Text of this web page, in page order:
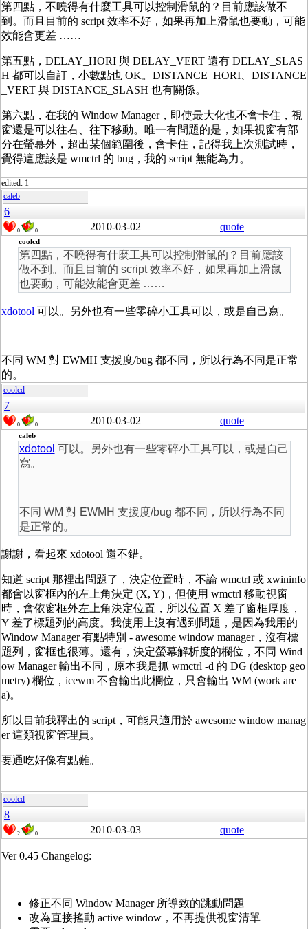
第四點，不曉得有什麼工具可以控制滑鼠的？目前應該做不
到。而且目前的 script 效率不好，如果再加上滑鼠也要動，可能
效能會更差 ……
第五點，DELAY_HORI 與 DELAY_VERT 還有 DELAY_SLAS
H 都可以自訂，小數點也 OK。DISTANCE_HORI、DISTANCE
_VERT 與 DISTANCE_SLASH 也有關係。
第六點，在我的 Window Manager，即使最大化也不會卡住，視
窗還是可以往右、往下移動。唯一有問題的是，如果視窗有部
分在螢幕外，超出某個範圍後，會卡住，記得我上次測試時，
覺得這應該是 wmctrl 的 bug，我的 script 無能為力。
edited: 1
caleb
6
0 0 2010-03-02 quote
coolcd
第四點，不曉得有什麼工具可以控制滑鼠的？目前應該
做不到。而且目前的 script 效率不好，如果再加上滑鼠
也要動，可能效能會更差 ……
xdotool 可以。另外也有一些零碎小工具可以，或是自己寫。
不同 WM 對 EWMH 支援度/bug 都不同，所以行為不同是正常
的。
coolcd
7
0 0 2010-03-02 quote
caleb
xdotool 可以。另外也有一些零碎小工具可以，或是自己
寫。
不同 WM 對 EWMH 支援度/bug 都不同，所以行為不同
是正常的。
謝謝，看起來 xdotool 還不錯。
知道 script 那裡出問題了，決定位置時，不論 wmctrl 或 xwininfo
都會以窗框內的左上角決定 (X, Y)，但使用 wmctrl 移動視窗
時，會依窗框外左上角決定位置，所以位置 X 差了窗框厚度，
Y 差了標題列的高度。我使用上沒有遇到問題，是因為我用的
Window Manager 有點特別 - awesome window manager，沒有標
題列，窗框也很薄。還有，決定螢幕解析度的欄位，不同 Wind
ow Manager 輸出不同，原本我是抓 wmctrl -d 的 DG (desktop geo
metry) 欄位，icewm 不會輸出此欄位，只會輸出 WM (work are
a)。
所以目前我釋出的 script，可能只適用於 awesome window manag
er 這類視窗管理員。
要通吃好像有點難。
coolcd
8
2 0 2010-03-03 quote
Ver 0.45 Changelog:
修正不同 Window Manager 所導致的跳動問題
改為直接搖動 active window，不再提供視窗清單